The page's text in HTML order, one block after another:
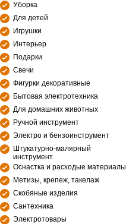
Уборка
Для детей
Игрушки
Интерьер
Подарки
Свечи
Фигурки декоративные
Бытовая электротехника
Для домашних животных
Ручной инструмент
Электро и бензоинструмент
Штукатурно-малярный
инструмент
Оснастка и расходые материалы
Метизы, крепеж, такелаж
Скобяные изделия
Сантехника
Электротовары